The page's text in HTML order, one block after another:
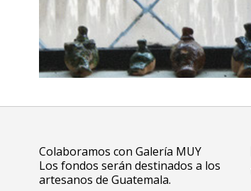
Colaboramos con Galería MUY
Los fondos serán destinados a los
artesanos de Guatemala.